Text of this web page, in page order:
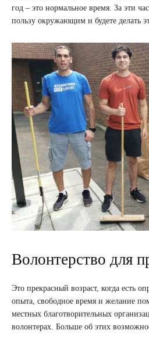
год – это нормальное время. За эти
пользу окружающим и будете делать
Волонтерство для
Это прекрасный возраст, когда есть
опыта, свободное время и желание
местных благотворительных
волонтерах. Больше об этих